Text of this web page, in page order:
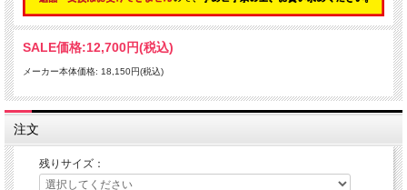
SALE価格:12,700円(税込)
メーカー本体価格: 18,150円(税込)
注文
残りサイズ：